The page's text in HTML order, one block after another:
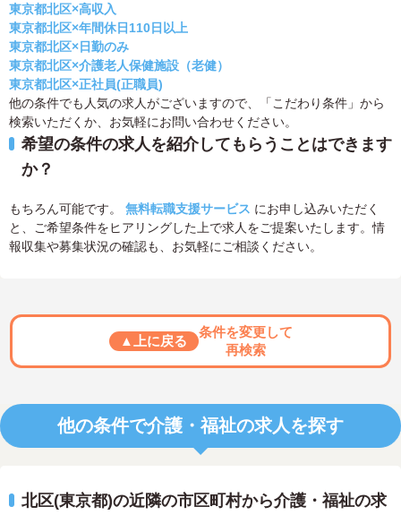
東京都北区×高収入
東京都北区×年間休日110日以上
東京都北区×日勤のみ
東京都北区×介護老人保健施設（老健）
東京都北区×正社員(正職員)
他の条件でも人気の求人がございますので、「こだわり条件」から
検索いただくか、お気軽にお問い合わせください。
希望の条件の求人を紹介してもらうことはできます
か？
もちろん可能です。 無料転職支援サービス にお申し込みいただく
と、ご希望条件をヒアリングした上で求人をご提案いたします。情
報収集や募集状況の確認も、お気軽にご相談ください。
▲上に戻る
条件を変更して
再検索
他の条件で介護・福祉の求人を探す
北区(東京都)の近隣の市区町村から介護・福祉の求